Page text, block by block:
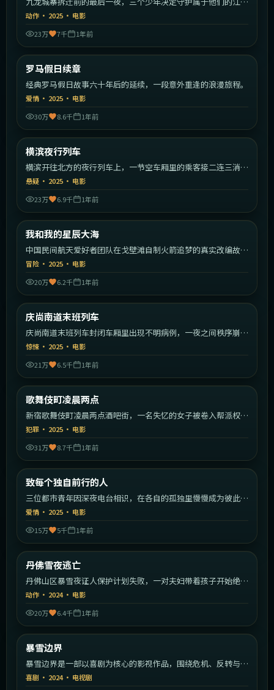
湖。
动作 · 2025 · 电影
23万
7千 1年前
最新
罗马假日续章
经典罗马假日故事六十年后的延续，一段意外重逢的浪漫旅程。
爱情 · 2025 · 电影
30万
8.6千 1年前
最新
横滨夜行列车
横滨开往北方的夜行列车上，一节空车厢里的乘客接二连三消
失。
悬疑 · 2025 · 电影
23万
6.9千 1年前
最新
我和我的星辰大海
中国民间航天爱好者团队在戈壁滩自制火箭追梦的真实改编故
事。
冒险 · 2025 · 电影
20万
6.2千 1年前
最新
庆尚南道末班列车
庆尚南道末班列车封闭车厢里出现不明病例，一夜之间秩序崩
塌。
惊悚 · 2025 · 电影
21万
6.5千 1年前
最新
歌舞伎町凌晨两点
新宿歌舞伎町凌晨两点酒吧街，一名失忆的女子被卷入帮派权力
斗争。
犯罪 · 2025 · 电影
31万
8.7千 1年前
最新
致每个独自前行的人
三位都市青年因深夜电台相识，在各自的孤独里慢慢成为彼此的
灯塔。
爱情 · 2025 · 电影
15万
5千 1年前
最新
丹佛雪夜逃亡
丹佛山区暴雪夜证人保护计划失败，一对夫妇带着孩子开始绝命
逃亡。
动作 · 2024· 电影
20万
6.4千 1年前
最新
暴雪边界
暴雪边界是一部以喜剧为核心的影视作品，围绕危机、反转与人
物成长展开，整体节奏紧凑，值得推荐观看。
喜剧 · 2024· 电视剧